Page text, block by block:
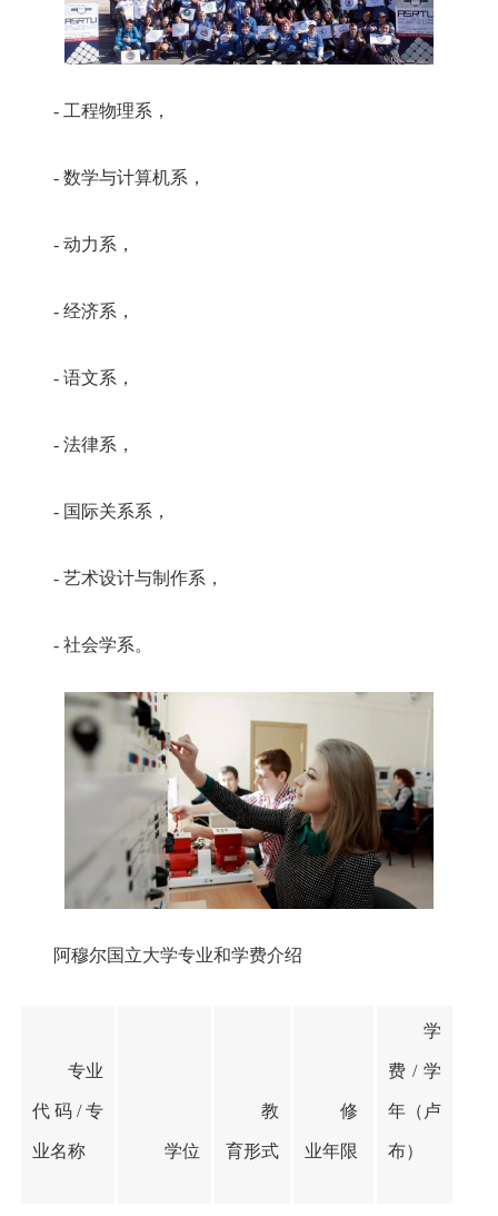
- 工程物理系，
- 数学与计算机系，
- 动力系，
- 经济系，
- 语文系，
- 法律系，
- 国际关系系，
- 艺术设计与制作系，
- 社会学系。
阿穆尔国立大学专业和学费介绍
专业
代码 /专
业名称 学位
教
育形式
修
业年限
学
费 /学
年（卢
布）